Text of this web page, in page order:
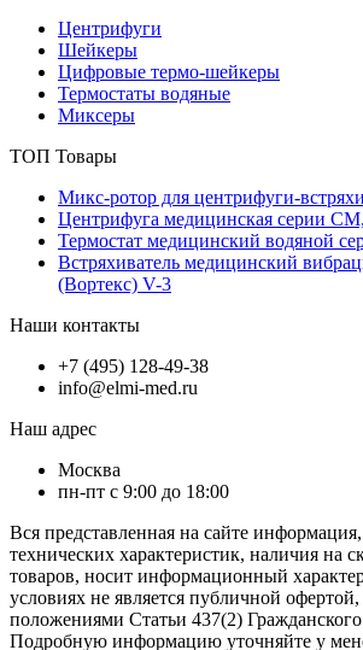
Центрифуги
Шейкеры
Цифровые термо-шейкеры
Термостаты водяные
Миксеры
ТОП Товары
Микс-ротор для центрифуги-
Центрифуга медицинская серии
Термостат медицинский водяной
Встряхиватель медицинский
(Вортекс) V-3
Наши контакты
+7 (495) 128-49-38
info@elmi-med.ru
Наш адрес
Москва
пн-пт с 9:00 до 18:00
Вся представленная на сайте
технических характеристик, наличия на
товаров, носит информационный
условиях не является публичной
положениями Статьи 437(2)
Подробную информацию уточняйте у